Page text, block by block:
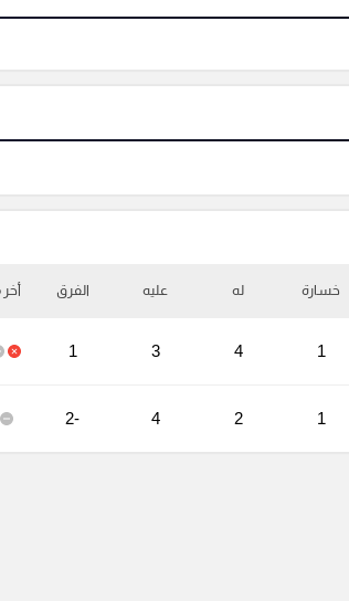
خسارة له عليه الفرق أخر
1
4
3
1
1
2
4
-2